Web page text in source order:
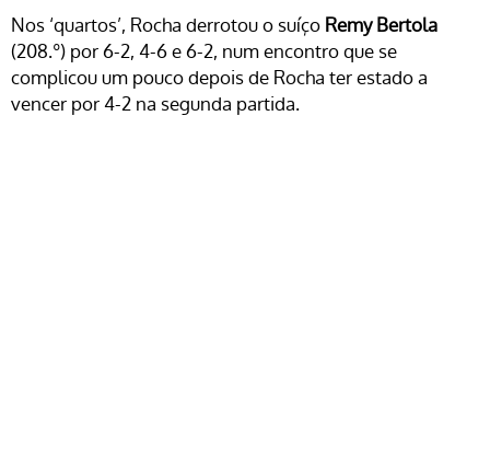
Nos ‘quartos’, Rocha derrotou o suíço Remy Bertola
(208.º) por 6-2, 4-6 e 6-2, num encontro que se
complicou um pouco depois de Rocha ter estado a
vencer por 4-2 na segunda partida.